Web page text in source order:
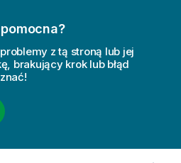
z tą stroną lub jej
brakujący krok lub błąd